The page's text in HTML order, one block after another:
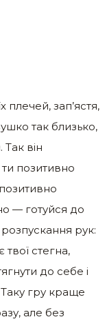
плечей, зап’ястя,
так близько,
він
позитивно
— готуйся до
розпускання рук:
стегна,
до себе і
Таку гру краще
але без